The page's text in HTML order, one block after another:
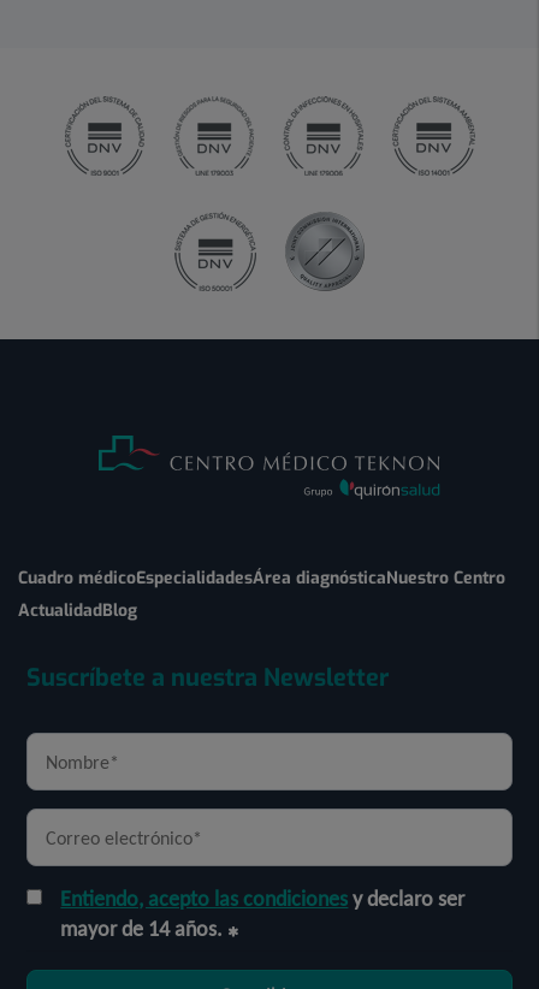
Cuadro médicoEspecialidadesÁrea diagnósticaNuestro Centro
ActualidadBlog
Suscríbete a nuestra Newsletter
Entiendo, acepto las condicionesy declaro ser
mayor de 14 años.